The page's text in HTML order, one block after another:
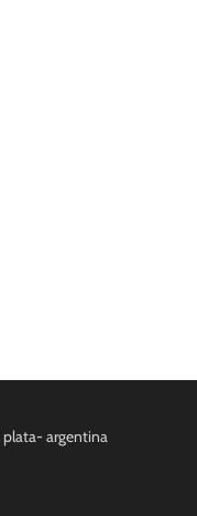
plata- argentina